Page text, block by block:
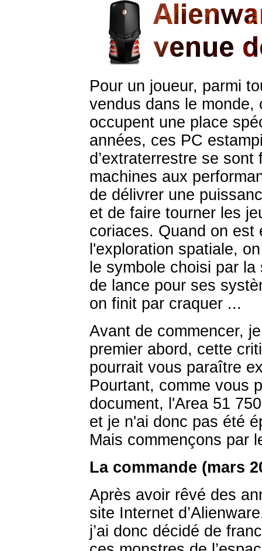
Pour un joueur, parmi
vendus dans le monde,
occupent une place
années, ces PC
d’extraterrestre se
machines aux
de délivrer une
et de faire tourner les
coriaces. Quand on est
l'exploration spatiale,
le symbole choisi par
de lance pour ses
on finit par craquer ...
Avant de commencer,
premier abord, cette
pourrait vous paraître
Pourtant, comme vous
document, l'Area 51
et je n'ai donc pas été
Mais commençons par
La commande (mars
Après avoir rêvé des
site Internet
j’ai donc décidé de